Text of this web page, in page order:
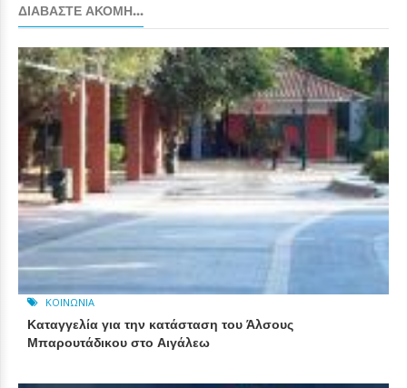
ΔΙΑΒΆΣΤΕ ΑΚΌΜΗ...
ΚΟΙΝΩΝΊΑ
Καταγγελία για την κατάσταση του Άλσους
Μπαρουτάδικου στο Αιγάλεω